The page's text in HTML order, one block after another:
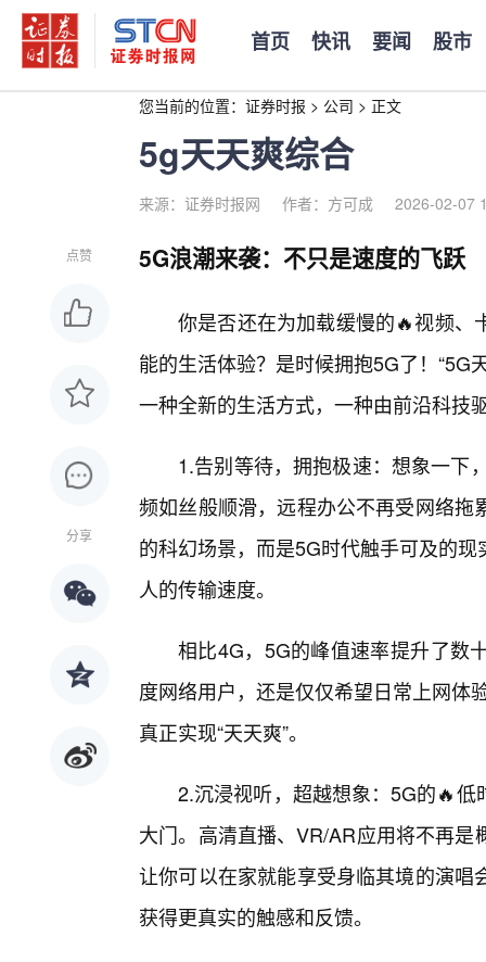
首页 快讯 要闻 股市
您当前的位置： 证券时报 > 公司 > 正文
5g天天爽综合
来源：证券时报网 作者：方可成 2026-02-07
点赞
分享
5G浪潮来袭：不只是速度的飞跃
你是否还在为加载缓慢的🔥视频、
能的生活体验？是时候拥抱5G了！“5G
一种全新的生活方式，一种由前沿科技
1.告别等待，拥抱极速：想象一下
频如丝般顺滑，远程办公不再受网络
的科幻场景，而是5G时代触手可及的
人的传输速度。
相比4G，5G的峰值速率提升了数
度网络用户，还是仅仅希望日常上网体
真正实现“天天爽”。
2.沉浸视听，超越想象：5G的🔥
大门。高清直播、VR/AR应用将不再是
让你可以在家就能享受身临其境的演
获得更真实的触感和反馈。